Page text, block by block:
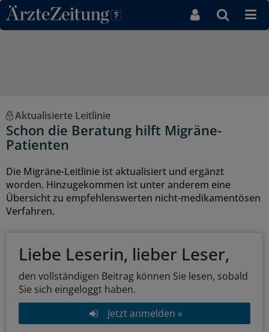
Direkt zum Inhaltsbereich
Aktualisierte Leitlinie
Schon die Beratung hilft Migräne-
Patienten
Die Migräne-Leitlinie ist aktualisiert und ergänzt
worden. Hinzugekommen ist unter anderem eine
Übersicht zu empfehlenswerten nicht-medikamentösen
Verfahren.
Liebe Leserin, lieber Leser,
den vollständigen Beitrag können Sie lesen, sobald
Sie sich eingeloggt haben.
Jetzt anmelden »